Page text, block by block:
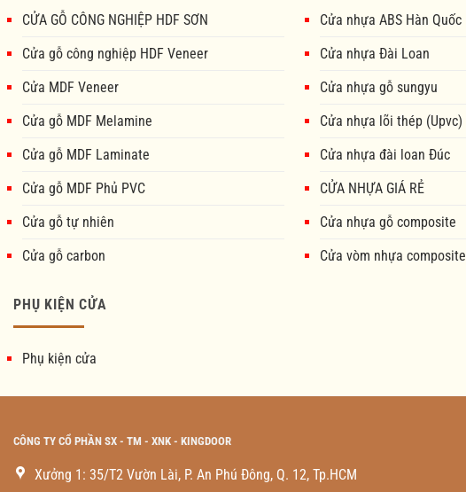
CỬA GỖ CÔNG NGHIỆP HDF SƠN
Cửa gỗ công nghiệp HDF Veneer
Cửa MDF Veneer
Cửa gỗ MDF Melamine
Cửa gỗ MDF Laminate
Cửa gỗ MDF Phủ PVC
Cửa gỗ tự nhiên
Cửa gỗ carbon
Cửa nhựa ABS Hàn Quốc
Cửa nhựa Đài Loan
Cửa nhựa gỗ sungyu
Cửa nhựa lõi thép (Upvc)
Cửa nhựa đài loan Đúc
CỬA NHỰA GIÁ RẺ
Cửa nhựa gỗ composite
Cửa vòm nhựa composite
PHỤ KIỆN CỬA
Phụ kiện cửa
CÔNG TY CỔ PHẦN SX - TM - XNK - KINGDOOR
Xưởng 1: 35/T2 Vườn Lài, P. An Phú Đông, Q. 12, Tp.HCM